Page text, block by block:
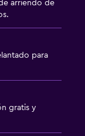
arriendo de
para
gratis y